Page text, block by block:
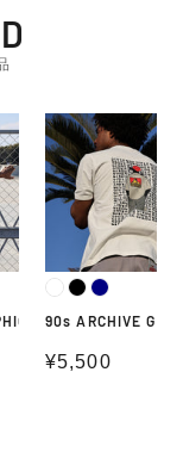
ラー TEE 01
TEE 01
90s ARCHIVE
90s ARCHIVE
通常価格
¥5,500